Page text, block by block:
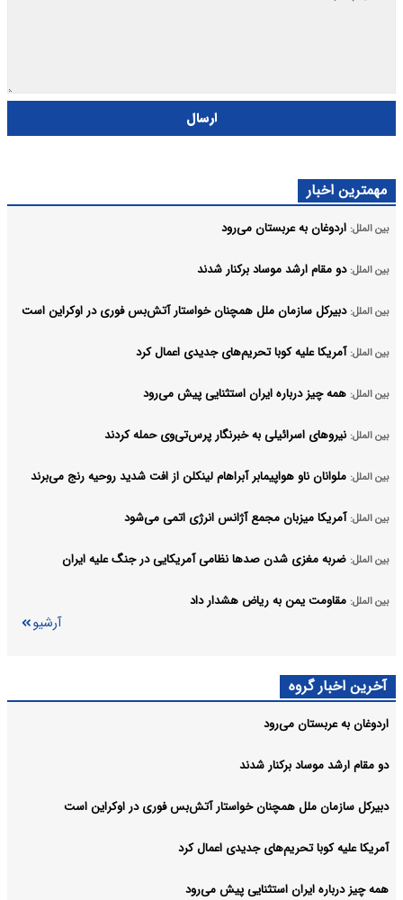
ارسال
مهمترین اخبار
بین الملل: اردوغان به عربستان می‌رود
بین الملل: دو مقام ارشد موساد برکنار شدند
بین الملل: دبیرکل سازمان ملل همچنان خواستار آتش‌بس فوری در اوکراین است
بین الملل: آمریکا علیه کوبا تحریم‌های جدیدی اعمال کرد
بین الملل: همه چیز درباره ایران استثنایی پیش می‌رود
بین الملل: نیروهای اسرائیلی به خبرنگار پرس‌تی‌وی حمله کردند
بین الملل: ملوانان ناو هواپیمابر آبراهام لینکلن از افت شدید روحیه رنج می‌برند
بین الملل: آمریکا میزبان مجمع آژانس انرژی اتمی می‌شود
بین الملل: ضربه مغزی شدن صدها نظامی آمریکایی در جنگ علیه ایران
بین الملل: مقاومت یمن به ریاض هشدار داد
آرشیو
آخرین اخبار گروه
اردوغان به عربستان می‌رود
دو مقام ارشد موساد برکنار شدند
دبیرکل سازمان ملل همچنان خواستار آتش‌بس فوری در اوکراین است
آمریکا علیه کوبا تحریم‌های جدیدی اعمال کرد
همه چیز درباره ایران استثنایی پیش می‌رود